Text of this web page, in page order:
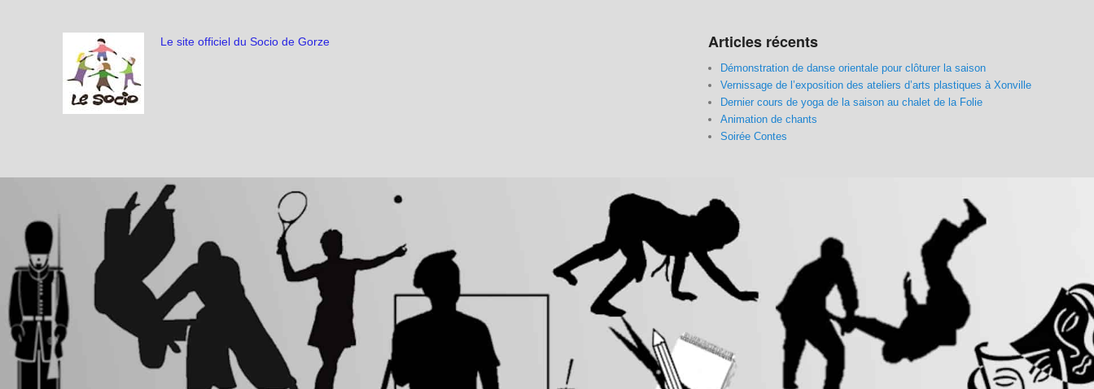
Le site officiel du Socio de Gorze Articles récents
Démonstration de danse orientale pour clôturer la saison
Vernissage de l’exposition des ateliers d’arts plastiques à Xonville
Dernier cours de yoga de la saison au chalet de la Folie
Animation de chants
Soirée Contes